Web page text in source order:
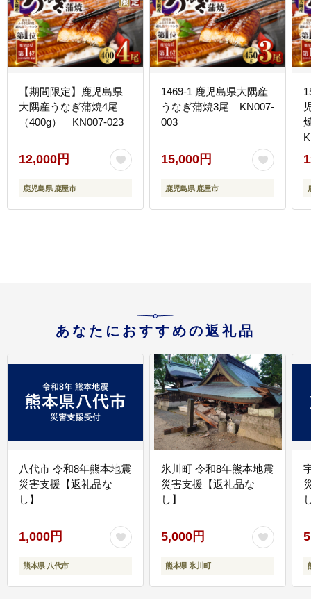
【期間限定】鹿児島県
大隅産うなぎ蒲焼4尾
（400g） KN007-023
12,000円
鹿児島県 鹿屋市
1469-1 鹿児島県大隅産
うなぎ蒲焼3尾 KN007-
003
15,000円
鹿児島県 鹿屋市
あなたにおすすめの返礼品
八代市 令和8年熊本地震
災害支援【返礼品な
し】
1,000円
熊本県 八代市
氷川町 令和8年熊本地震
災害支援【返礼品な
し】
5,000円
熊本県 氷川町